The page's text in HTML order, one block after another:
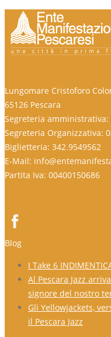
Lungomare Cristoforo
65126 Pescara
Segreteria amministrativa:
Segreteria Organizzativa:
Biglietteria: 342.9549562
E-Mail:
Partita Iva: 00400150686
Blog
I Take 6
Al Pescara Jazz
signore del nostro
Gli Yellowjackets,
il Pescara Jazz